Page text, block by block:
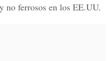
no ferrosos en los EE.UU.